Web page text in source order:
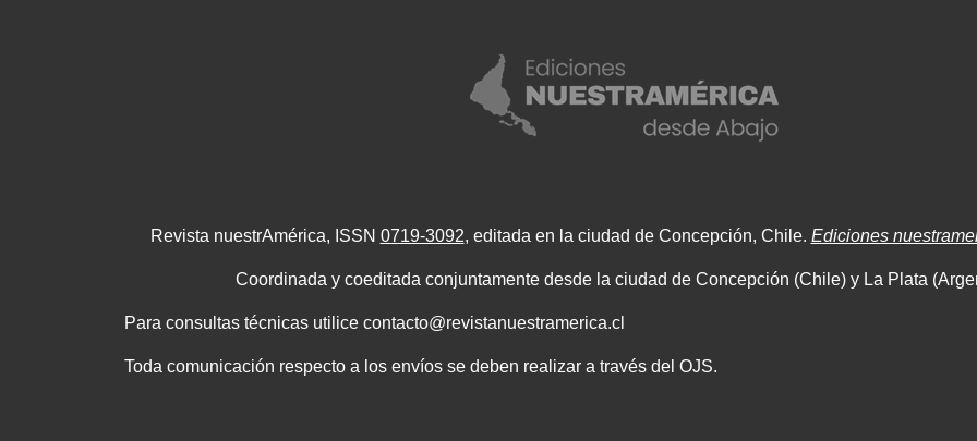
Revista nuestrAmérica, ISSN 0719-3092, editada en la ciudad de Concepción, Chile. Ediciones
Coordinada y coeditada conjuntamente desde la ciudad de Concepción (Chile) y La Plata
Para consultas técnicas utilice contacto@revistanuestramerica.cl
Toda comunicación respecto a los envíos se deben realizar a través del OJS.